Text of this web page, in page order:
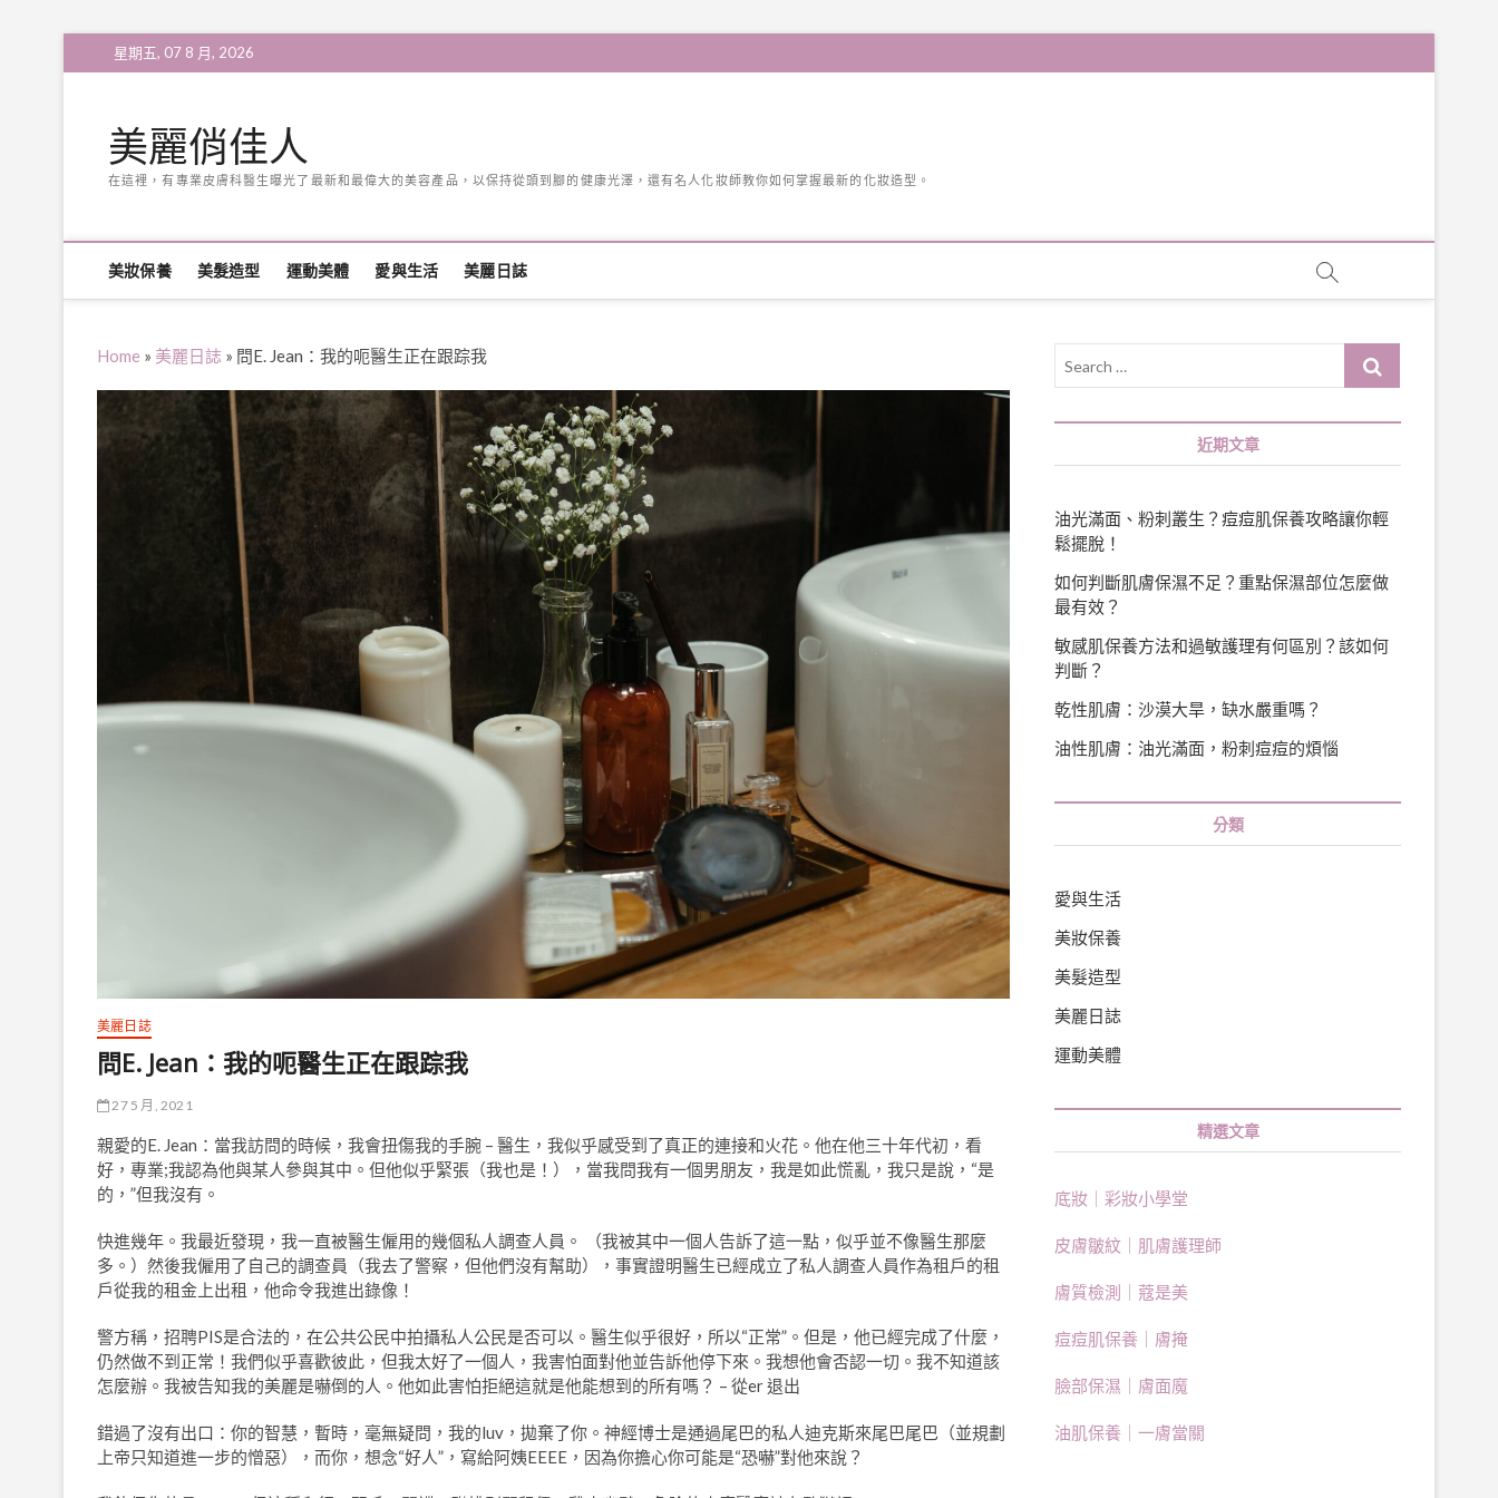
to
星期五, 07 8 月, 2026
美麗俏佳人
在這裡，有專業皮膚科醫生曝光了最新和最偉大的美容產品，以保持從頭到腳的健康光澤，還有名人化妝師教你如何掌握最新的化妝造型。
美妝保養 美髮造型 運動美體 愛與生活 美麗日誌
Home » 美麗日誌 » 問E. Jean：我的呃醫生正在跟踪我
美麗日誌
問E. Jean：我的呃醫生正在跟踪我
27 5 月, 2021
親愛的E. Jean：當我訪問的時候，我會扭傷我的手腕 – 醫生，我似乎感受到了真正的連接和火花。他在他三十年代初，看
好，專業;我認為他與某人參與其中。但他似乎緊張（我也是！），當我問我有一個男朋友，我是如此慌亂，我只是說，“是
的，”但我沒有。
快進幾年。我最近發現，我一直被醫生僱用的幾個私人調查人員。 （我被其中一個人告訴了這一點，似乎並不像醫生那麼
多。）然後我僱用了自己的調查員（我去了警察，但他們沒有幫助），事實證明醫生已經成立了私人調查人員作為租戶的租
戶從我的租金上出租，他命令我進出錄像！
警方稱，招聘PIS是合法的，在公共公民中拍攝私人公民是否可以。醫生似乎很好，所以“正常”。但是，他已經完成了什麼，
仍然做不到正常！我們似乎喜歡彼此，但我太好了一個人，我害怕面對他並告訴他停下來。我想他會否認一切。我不知道該
怎麼辦。我被告知我的美麗是嚇倒的人。他如此害怕拒絕這就是他能想到的所有嗎？ – 從er退出
錯過了沒有出口：你的智慧，暫時，毫無疑問，我的luv，拋棄了你。神經博士是通過尾巴的私人迪克斯來尾巴尾巴（並規劃
上帝只知道進一步的憎惡），而你，想念“好人”，寫給阿姨EEEE，因為你擔心你可能是“恐嚇”對他來說？
Search
近期文章
油光滿面、粉刺叢生？痘痘肌保養攻略讓你輕
鬆擺脫！
如何判斷肌膚保濕不足？重點保濕部位怎麼做
最有效？
敏感肌保養方法和過敏護理有何區別？該如何
判斷？
乾性肌膚：沙漠大旱，缺水嚴重嗎？
油性肌膚：油光滿面，粉刺痘痘的煩惱
分類
愛與生活
美妝保養
美髮造型
美麗日誌
運動美體
精選文章
底妝｜彩妝小學堂
皮膚皺紋｜肌膚護理師
膚質檢測｜蔻是美
痘痘肌保養｜膚掩
臉部保濕｜膚面魔
油肌保養｜一膚當關